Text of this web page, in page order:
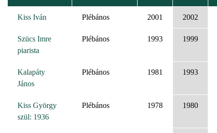
Kiss Iván Plébános 2001 2002
Szücs Imre
piarista
Plébános 1993 1999
Kalapáty
János
Plébános 1981 1993
Kiss György
szül: 1936
Plébános 1978 1980